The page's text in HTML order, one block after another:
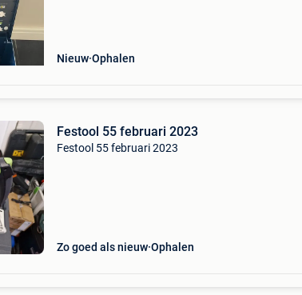
Nieuw Ophalen
Festool 55 februari 2023
Festool 55 februari 2023
Zo goed als nieuw Ophalen